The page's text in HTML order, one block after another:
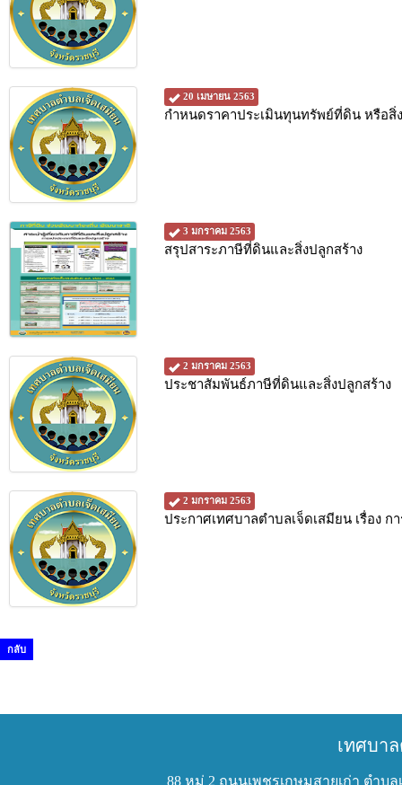
20 เมษายน 2563
กำหนดราคาประเมินทุนทรัพย์ที่ดิน หรือสิ่
3 มกราคม 2563
สรุปสาระภาษีที่ดินและสิ่งปลูกสร้าง
2 มกราคม 2563
ประชาสัมพันธ์ภาษีที่ดินและสิ่งปลูกสร้าง
2 มกราคม 2563
ประกาศเทศบาลตำบลเจ็ดเสมียน เรื่อง
กลับ
เทศบา
88 หมู่ 2 ถนนเพชรเกษมสายเก่า ตำบ